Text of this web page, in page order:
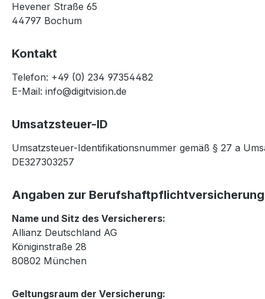
Hevener Straße 65
44797 Bochum
Kontakt
Telefon: +49 (0) 234 97354482
E-Mail: info@digitvision.de
Umsatzsteuer-ID
Umsatzsteuer-Identifikationsnummer gemäß § 27 a
DE327303257
Angaben zur Berufs­haftpflicht­versicherung
Name und Sitz des Versicherers:
Allianz Deutschland AG
Königinstraße 28
80802 München
Geltungsraum der Versicherung: